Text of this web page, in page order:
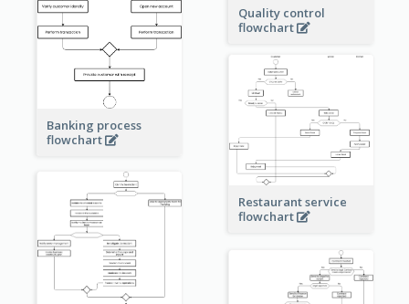
Quality control
flowchart
Banking process
flowchart
Restaurant service
flowchart